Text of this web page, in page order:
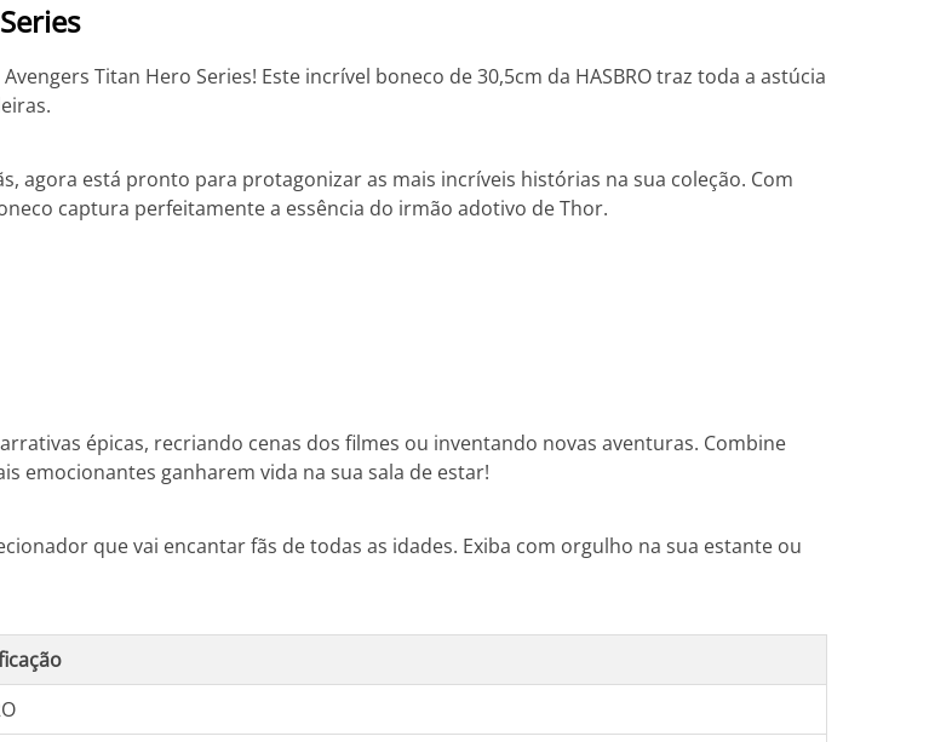
Titan Hero Series! Este incrível boneco de 30,5cm da HASBRO traz toda a astúcia
agora está pronto para protagonizar as mais incríveis histórias na sua coleção. Com
captura perfeitamente a essência do irmão adotivo de Thor.
épicas, recriando cenas dos filmes ou inventando novas aventuras. Combine
emocionantes ganharem vida na sua sala de estar!
que vai encantar fãs de todas as idades. Exiba com orgulho na sua estante ou